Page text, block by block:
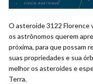
O asteroide 3122 Florence
os astrônomos querem
próxima, para que possam
suas propriedades e sua
melhor os asteroides e
Terra.